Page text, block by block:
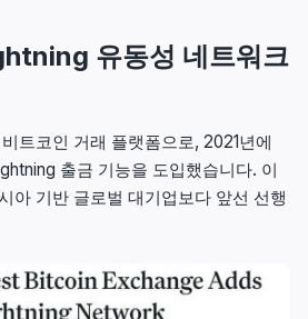
유동성 네트워크
트코인 거래 플랫폼으로, 2021년에
출금 기능을 도입했습니다. 이
아 기반 글로벌 대기업보다 앞선 선행